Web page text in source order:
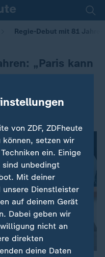
Regie-Debut mit 81
„Paris kann
von ZDF, ZDFheute
können, setzen wir
ein. Einige
sind unbedingt
Mit deiner
Dienstleister
auf deinem Gerät
Dabei geben wir
nicht an
direkten
deine Daten